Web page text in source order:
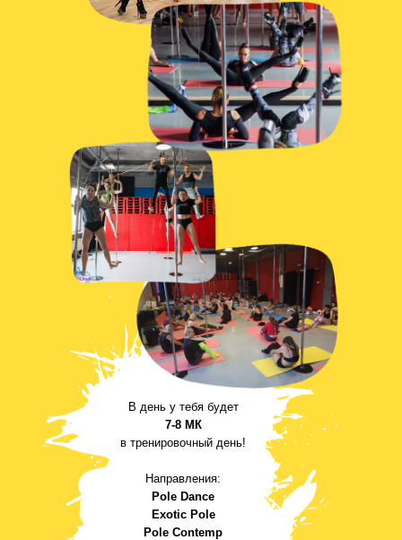
В день у тебя будет
7-8 МК
в тренировочный день!
Направления:
Pole Dance
Exotic Pole
Pole Contemp